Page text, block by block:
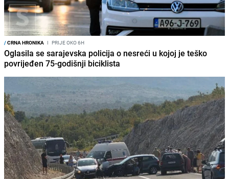
/CRNA HRONIKA I PRIJE OKO 6H
Oglasila se sarajevska policija o nesreći u kojoj je teško
povrijeđen 75-godišnji biciklista